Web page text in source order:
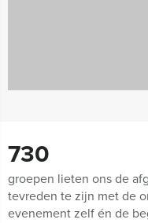
730
groepen lieten ons de
tevreden te zijn met de
evenement zelf én de